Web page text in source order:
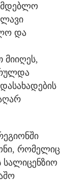
და
რომელიც
სალიცენზიო